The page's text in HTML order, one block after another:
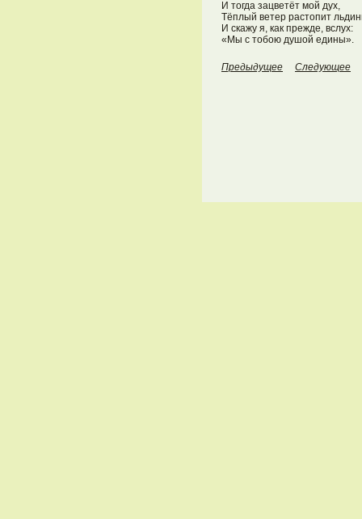
И тогда зацветёт мой дух,
Тёплый ветер растопит
И скажу я, как прежде, вслух:
«Мы с тобою душой едины».
Предыдущее Следующее